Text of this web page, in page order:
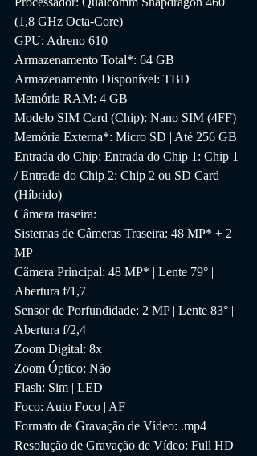
(1,8 GHz Octa-Core)
GPU: Adreno 610
Armazenamento Total*: 64 GB
Armazenamento Disponível: TBD
Memória RAM: 4 GB
Modelo SIM Card (Chip): Nano SIM (4FF)
Memória Externa*: Micro SD | Até 256 GB
Entrada do Chip: Entrada do Chip 1: Chip 1
/ Entrada do Chip 2: Chip 2 ou SD Card
(Híbrido)
Câmera traseira:
Sistemas de Câmeras Traseira: 48 MP* + 2
MP
Câmera Principal: 48 MP* | Lente 79° |
Abertura f/1,7
Sensor de Porfundidade: 2 MP | Lente 83° |
Abertura f/2,4
Zoom Digital: 8x
Zoom Óptico: Não
Flash: Sim | LED
Foco: Auto Foco | AF
Formato de Gravação de Vídeo: .mp4
Resolução de Gravação de Vídeo: Full HD